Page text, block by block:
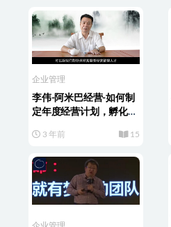
企业管理
李伟-阿米巴经营-如何制
定年度经营计划，孵化管
视频）
3 年前 15